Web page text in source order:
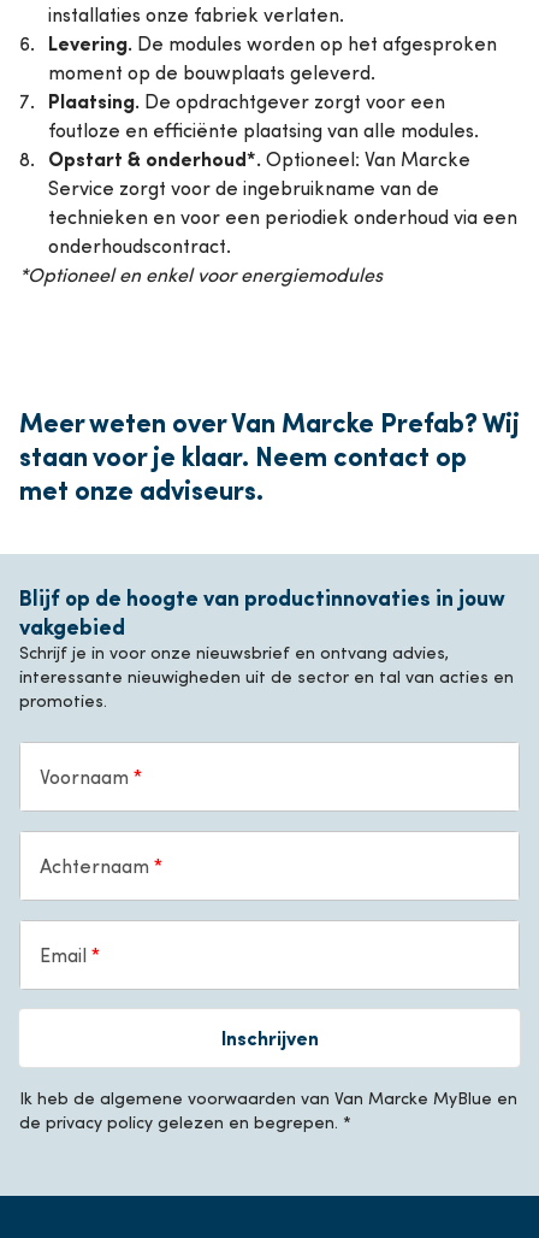
installaties onze fabriek verlaten.
Levering. De modules worden op het afgesproken
moment op de bouwplaats geleverd.
Plaatsing. De opdrachtgever zorgt voor een
foutloze en efficiënte plaatsing van alle modules.
Opstart & onderhoud*. Optioneel: Van Marcke
Service zorgt voor de ingebruikname van de
technieken en voor een periodiek onderhoud via een
onderhoudscontract.
*Optioneel en enkel voor energiemodules
Meer weten over Van Marcke Prefab? Wij
staan voor je klaar. Neem contact op
met onze adviseurs.
Blijf op de hoogte van productinnovaties in jouw
vakgebied
Schrijf je in voor onze nieuwsbrief en ontvang advies,
interessante nieuwigheden uit de sector en tal van acties en
promoties.
Voornaam
Achternaam
Email
Inschrijven
Ik heb de algemene voorwaarden van Van Marcke MyBlue en
de privacy policy gelezen en begrepen. *